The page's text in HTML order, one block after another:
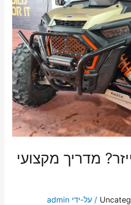
מדריך מקצועי
/ על-ידי admin